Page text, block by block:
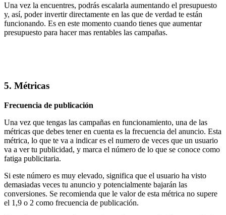
Una vez la encuentres, podrás escalarla aumentando el presupuesto
y, así, poder invertir directamente en las que de verdad te están
funcionando. Es en este momento cuando tienes que aumentar
presupuesto para hacer mas rentables las campañas.
5. Métricas
Frecuencia de publicación
Una vez que tengas las campañas en funcionamiento, una de las
métricas que debes tener en cuenta es la frecuencia del anuncio. Esta
métrica, lo que te va a indicar es el numero de veces que un usuario
va a ver tu publicidad, y marca el número de lo que se conoce como
fatiga publicitaria.
Si este número es muy elevado, significa que el usuario ha visto
demasiadas veces tu anuncio y potencialmente bajarán las
conversiones. Se recomienda que le valor de esta métrica no supere
el 1,9 o 2 como frecuencia de publicación.